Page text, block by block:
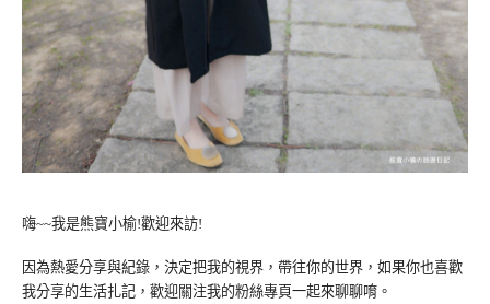
嗨~~我是熊寶小榆!歡迎來訪!
因為熱愛分享與紀錄，決定把我的視界，帶往你的世界，如果你也喜歡
我分享的生活扎記，歡迎關注我的粉絲專頁一起來聊聊唷。